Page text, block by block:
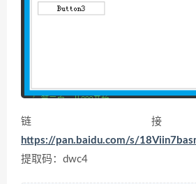
链
https://pan.baidu.com/s/
提取码：dwc4